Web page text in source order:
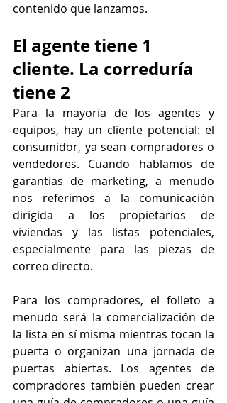
contenido que lanzamos.
El agente tiene 1
cliente. La correduría
tiene 2
Para la mayoría de los agentes y
equipos, hay un cliente potencial: el
consumidor, ya sean compradores o
vendedores. Cuando hablamos de
garantías de marketing, a menudo
nos referimos a la comunicación
dirigida a los propietarios de
viviendas y las listas potenciales,
especialmente para las piezas de
correo directo.
Para los compradores, el folleto a
menudo será la comercialización de
la lista en sí misma mientras tocan la
puerta o organizan una jornada de
puertas abiertas. Los agentes de
compradores también pueden crear